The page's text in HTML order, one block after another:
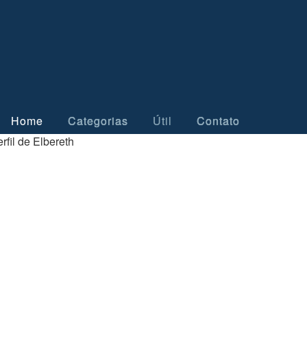
Home Categorias Útil
Contato
de Elbereth